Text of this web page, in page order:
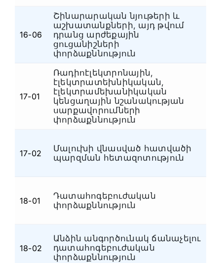
16-06
Շինարարական նյութերի և
աշխատանքների, այդ թվում
դրանց արժեքային
ցուցանիշների
փորձաքննություն
17-01
Ռադիոէլեկտրոնային,
էլեկտրատեխնիկական,
էլեկտրամեխանիկական
կենցաղային նշանակության
սարքավորումների
փորձաքննություն
17-02
Մալուխի վնասված հատվածի
պարզման հետազոտություն
18-01
Դատահոգեբուժական
փորձաքննություն
18-02
Անձին անգործունակ ճանաչելու
դատահոգեբուժական
փորձաքննություն